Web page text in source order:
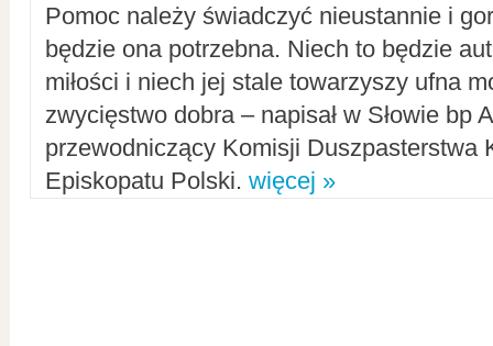
Pomoc należy świadczyć nieustannie i
będzie ona potrzebna. Niech to będzie
miłości i niech jej stale towarzyszy ufna
zwycięstwo dobra – napisał w Słowie bp
przewodniczący Komisji Duszpasterstwa
Episkopatu Polski. więcej »